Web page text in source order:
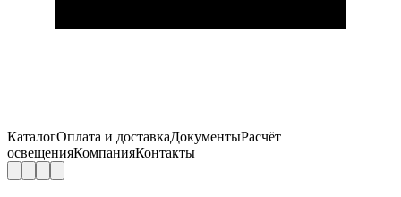
КаталогОплата и доставкаДокументыРасчёт
освещенияКомпанияКонтакты